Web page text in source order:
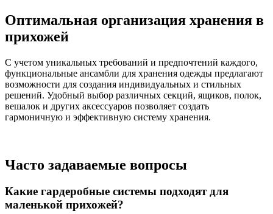
Оптимальная организация хранения в
прихожей
С учетом уникальных требований и предпочтений каждого,
функциональные ансамбли для хранения одежды предлагают
возможности для создания индивидуальных и стильных
решений. Удобный выбор различных секций, ящиков, полок,
вешалок и других аксессуаров позволяет создать
гармоничную и эффективную систему хранения.
Часто задаваемые вопросы
Какие гардеробные системы подходят для
маленькой прихожей?